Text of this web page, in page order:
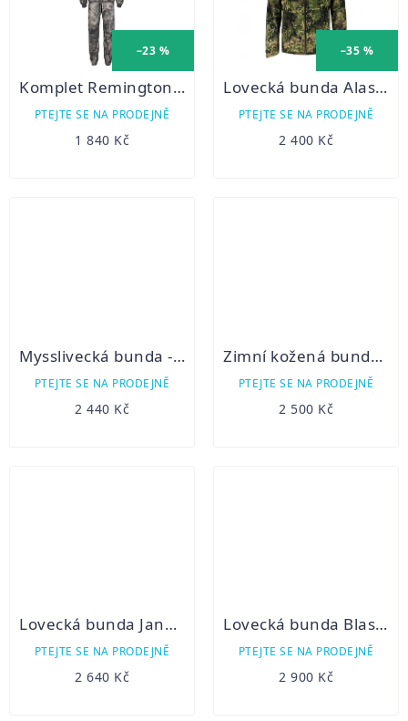
–23 %
Komplet Remington Alabama Professional Figure
PTEJTE SE NA PRODEJNĚ
1 840 Kč
–35 %
Lovecká bunda Alaska Vapor
PTEJTE SE NA PRODEJNĚ
2 400 Kč
Mysslivecká bunda -mikina Mogun
PTEJTE SE NA PRODEJNĚ
2 440 Kč
Zimní kožená bunda s beránkem
PTEJTE SE NA PRODEJNĚ
2 500 Kč
Lovecká bunda Jannu sofshell
PTEJTE SE NA PRODEJNĚ
2 640 Kč
Lovecká bunda Blaser Hardy letní
PTEJTE SE NA PRODEJNĚ
2 900 Kč